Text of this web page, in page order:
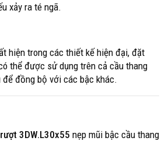
xảy ra té ngã.
hiện trong các thiết kế hiện đại, đặt
thể được sử dụng trên cả cầu thang
đồng bộ với các bậc khác.
3DW.L30x55 nẹp mũi bậc cầu thang